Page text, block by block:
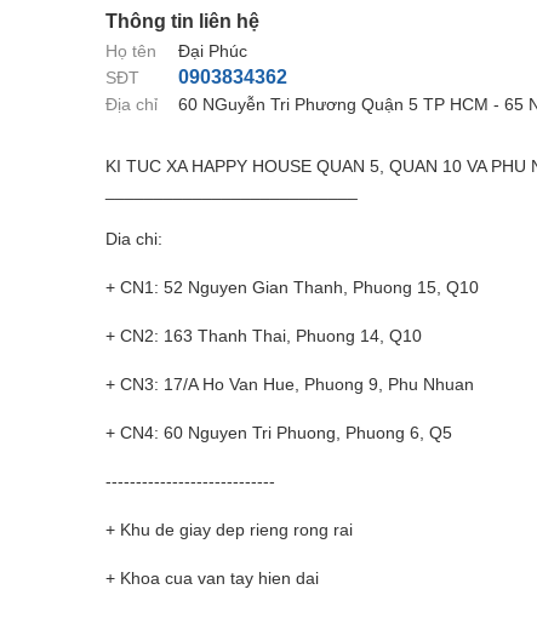
Thông tin liên hệ
Họ tên
Đại Phúc
SĐT
0903834362
Địa chỉ 60 NGuyễn Tri Phương Quận 5 TP HCM - 65
KI TUC XA HAPPY HOUSE QUAN 5, QUAN 10 VA PHU
Dia chi:
+ CN1: 52 Nguyen Gian Thanh, Phuong 15, Q10
+ CN2: 163 Thanh Thai, Phuong 14, Q10
+ CN3: 17/A Ho Van Hue, Phuong 9, Phu Nhuan
+ CN4: 60 Nguyen Tri Phuong, Phuong 6, Q5
----------------------------
+ Khu de giay dep rieng rong rai
+ Khoa cua van tay hien dai